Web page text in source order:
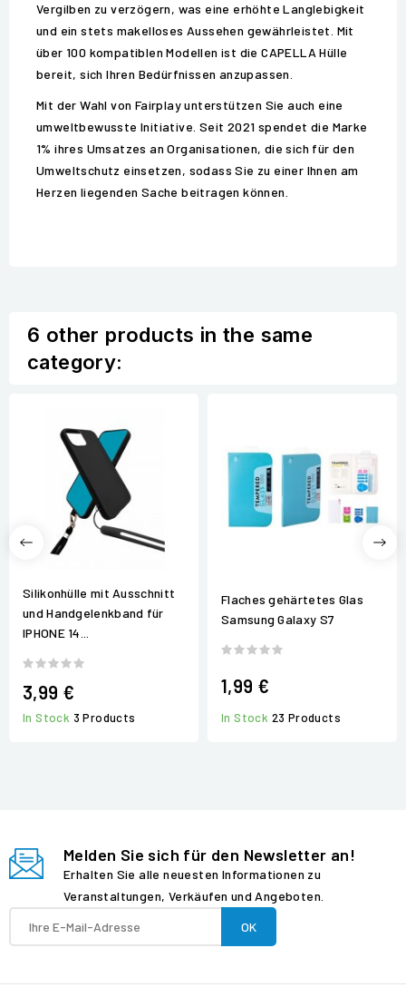
Vergilben zu verzögern, was eine erhöhte Langlebigkeit
und ein stets makelloses Aussehen gewährleistet. Mit
über 100 kompatiblen Modellen ist die CAPELLA Hülle
bereit, sich Ihren Bedürfnissen anzupassen.
Mit der Wahl von Fairplay unterstützen Sie auch eine
umweltbewusste Initiative. Seit 2021 spendet die Marke
1% ihres Umsatzes an Organisationen, die sich für den
Umweltschutz einsetzen, sodass Sie zu einer Ihnen am
Herzen liegenden Sache beitragen können.
6 other products in the same
category:
Silikonhülle mit Ausschnitt
und Handgelenkband für
IPHONE 14...
3,99 €
In Stock 3 Products
Flaches gehärtetes Glas
Samsung Galaxy S7
1,99 €
In Stock 23 Products
Melden Sie sich für den Newsletter an!
Erhalten Sie alle neuesten Informationen zu
Veranstaltungen, Verkäufen und Angeboten.